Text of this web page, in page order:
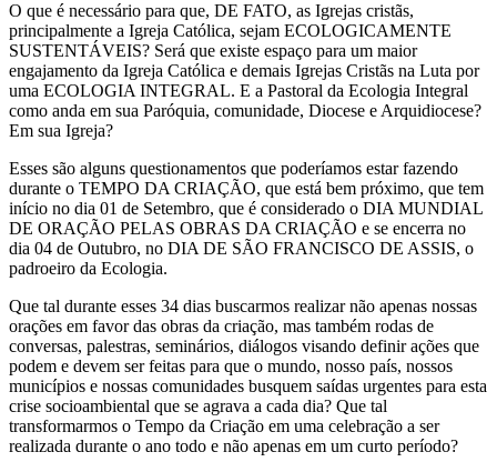
O que é necessário para que, DE FATO, as Igrejas cristãs,
principalmente a Igreja Católica, sejam ECOLOGICAMENTE
SUSTENTÁVEIS? Será que existe espaço para um maior
engajamento da Igreja Católica e demais Igrejas Cristãs na Luta por
uma ECOLOGIA INTEGRAL. E a Pastoral da Ecologia Integral
como anda em sua Paróquia, comunidade, Diocese e Arquidiocese?
Em sua Igreja?
Esses são alguns questionamentos que poderíamos estar fazendo
durante o TEMPO DA CRIAÇÃO, que está bem próximo, que tem
início no dia 01 de Setembro, que é considerado o DIA MUNDIAL
DE ORAÇÃO PELAS OBRAS DA CRIAÇÃO e se encerra no
dia 04 de Outubro, no DIA DE SÃO FRANCISCO DE ASSIS, o
padroeiro da Ecologia.
Que tal durante esses 34 dias buscarmos realizar não apenas nossas
orações em favor das obras da criação, mas também rodas de
conversas, palestras, seminários, diálogos visando definir ações que
podem e devem ser feitas para que o mundo, nosso país, nossos
municípios e nossas comunidades busquem saídas urgentes para esta
crise socioambiental que se agrava a cada dia? Que tal
transformarmos o Tempo da Criação em uma celebração a ser
realizada durante o ano todo e não apenas em um curto período?